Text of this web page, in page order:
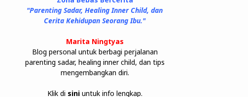
"Parenting Sadar, Healing Inner Child, dan
Cerita Kehidupan Seorang Ibu."
Marita Ningtyas
Blog personal untuk berbagi perjalanan
parenting sadar, healing inner child, dan tips
mengembangkan diri.
Klik di sini untuk info lengkap.